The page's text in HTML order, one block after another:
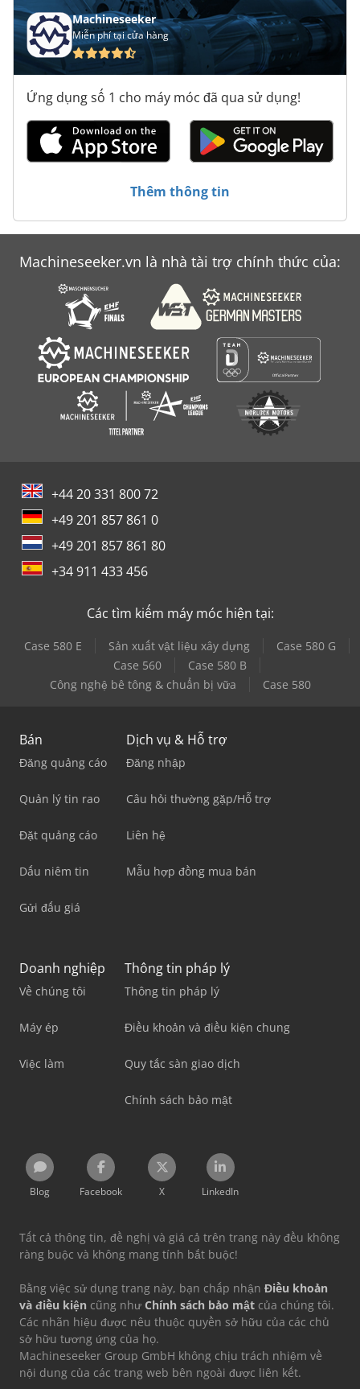
Machineseeker
Miễn phí tại cửa hàng
Ứng dụng số 1 cho máy móc đã qua sử dụng!
Thêm thông tin
Machineseeker.vn là nhà tài trợ chính thức của:
+44 20 331 800 72
+49 201 857 861 0
+49 201 857 861 80
+34 911 433 456
Các tìm kiếm máy móc hiện tại:
Case 580 E Sản xuất vật liệu xây dựng
Case 580 G
Case 560
Case 580 B
Công nghệ bê tông & chuẩn bị vữa
Case 580
Bán
Đăng quảng cáo
Quản lý tin rao
Đặt quảng cáo
Dấu niêm tin
Gửi đấu giá
Dịch vụ & Hỗ trợ
Đăng nhập
Câu hỏi thường gặp/Hỗ trợ
Liên hệ
Mẫu hợp đồng mua bán
Doanh nghiệp
Về chúng tôi
Máy ép
Việc làm
Thông tin pháp lý
Thông tin pháp lý
Điều khoản và điều kiện chung
Quy tắc sàn giao dịch
Chính sách bảo mật
Blog Facebook X LinkedIn
Tất cả thông tin, đề nghị và giá cả trên trang này đều không
ràng buộc và không mang tính bắt buộc!
Bằng việc sử dụng trang này, bạn chấp nhận Điều khoản
và điều kiện cũng như Chính sách bảo mật của chúng tôi.
Các nhãn hiệu được nêu thuộc quyền sở hữu của các chủ
sở hữu tương ứng của họ.
Machineseeker Group GmbH không chịu trách nhiệm về
nội dung của các trang web bên ngoài được liên kết.